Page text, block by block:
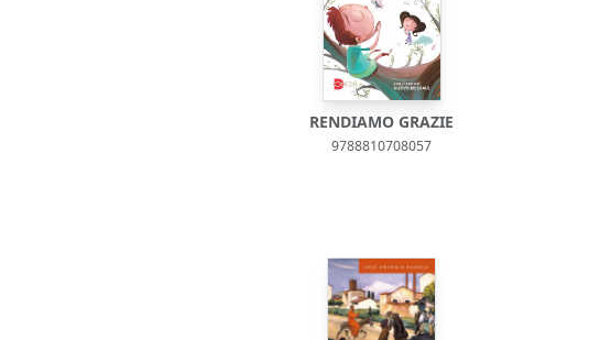
RENDIAMO GRAZIE
9788810708057